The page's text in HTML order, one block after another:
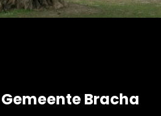
Bracha